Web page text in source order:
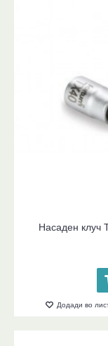
Насаден клуч
Додади во